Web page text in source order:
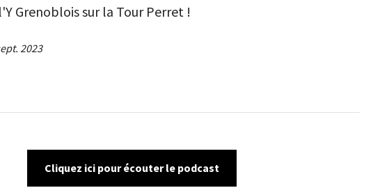
Grenoblois sur la Tour Perret !
2023
Cliquez ici pour écouter le podcast